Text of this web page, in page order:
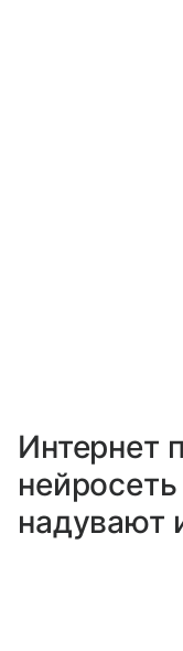
Интернет
надувают